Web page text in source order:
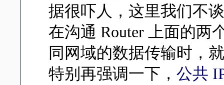
据很吓人，这里我们不
在沟通 Router 上面的两
同网域的数据传输时，
特别再强调一下， 公共